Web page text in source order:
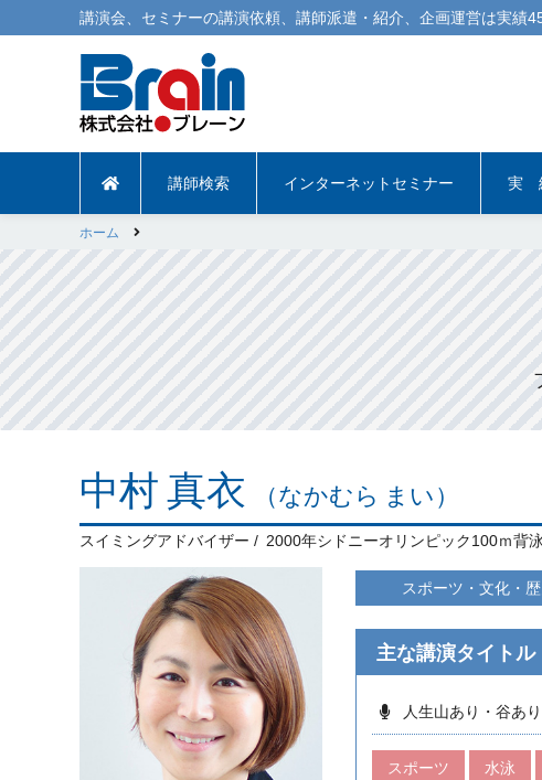
講演会 セミナーの講演依頼 講師派遣 ・紹介、企画運営は実績
講師検索 インターネットセミナー 実
ホーム
中村 真衣 （なかむら まい）
スイミングアドバイザー 2000年シドニーオリンピック100ｍ背
スポーツ・文化・歴
主な講演タイトル
人生山あり・谷あり
スポーツ 水泳